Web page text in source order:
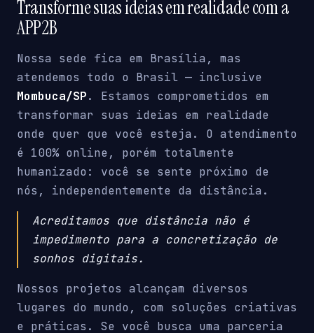
Transforme suas ideias em realidade com a
APP2B
Nossa sede fica em Brasília, mas
atendemos todo o Brasil — inclusive
Mombuca/SP. Estamos comprometidos em
transformar suas ideias em realidade
onde quer que você esteja. O atendimento
é 100% online, porém totalmente
humanizado: você se sente próximo de
nós, independentemente da distância.
Acreditamos que distância não é
impedimento para a concretização de
sonhos digitais.
Nossos projetos alcançam diversos
lugares do mundo, com soluções criativas
e práticas. Se você busca uma parceria